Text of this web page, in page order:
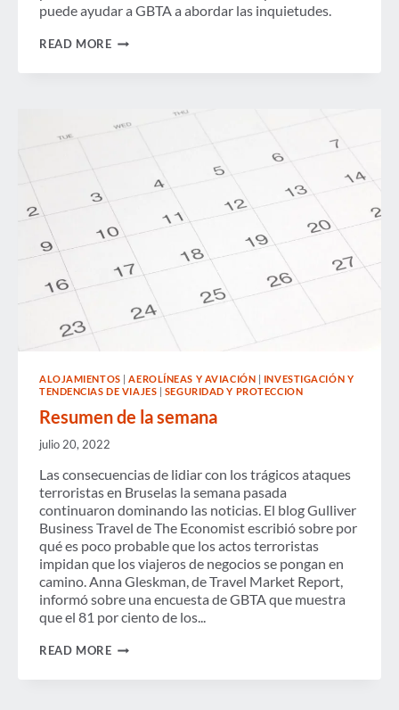
puede ayudar a GBTA a abordar las inquietudes.
READ MORECÓMO
DEFENDER
ALOJAMIENTOS |AEROLÍNEAS Y AVIACIÓN | INVESTIGACIÓN Y
TENDENCIAS DE VIAJES | SEGURIDAD Y PROTECCION
Resumen de la semana
julio 20, 2022
Las consecuencias de lidiar con los trágicos ataques
terroristas en Bruselas la semana pasada
continuaron dominando las noticias. El blog Gulliver
Business Travel de The Economist escribió sobre por
qué es poco probable que los actos terroristas
impidan que los viajeros de negocios se pongan en
camino. Anna Gleskman, de Travel Market Report,
informó sobre una encuesta de GBTA que muestra
que el 81 por ciento de los...
READ MORERESUMEN